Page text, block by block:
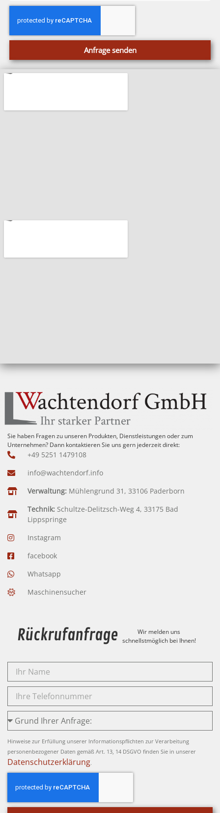
Anfrage senden
Sie haben Fragen zu unseren Produkten, Dienstleistungen oder zum
Unternehmen? Dann kontaktieren Sie uns gern jederzeit direkt:
+49 5251 1479108
info@wachtendorf.info
Verwaltung: Mühlengrund 31, 33106 Paderborn
Technik: Schultze-Delitzsch-Weg 4, 33175 Bad
Lippspringe
Instagram
facebook
Whatsapp
Maschinensucher
Rückrufanfrage
Wir melden uns
schnellstmöglich bei Ihnen!
Hinweise zur Erfüllung unserer Informationspflichten zur Verarbeitung
personenbezogener Daten gemäß Art. 13, 14 DSGVO finden Sie in unserer
Datenschutzerklärung.